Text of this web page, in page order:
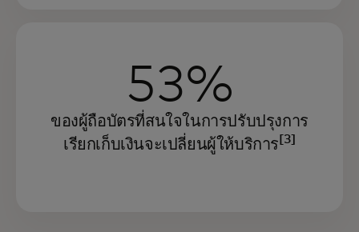
53%
ของผู้ถือบัตรที่สนใจในการปรับปรุงการ
เรียกเก็บเงินจะเปลี่ยนผู้ให้บริการ [3]